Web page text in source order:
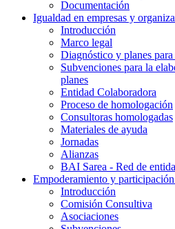
Documentación
Igualdad en empresas y
Introducción
Marco legal
Diagnóstico y planes
Subvenciones para la
planes
Entidad Colaboradora
Proceso de homologación
Consultoras homologadas
Materiales de ayuda
Jornadas
Alianzas
BAI Sarea - Red de
Empoderamiento y
Introducción
Comisión Consultiva
Asociaciones